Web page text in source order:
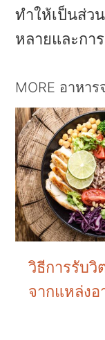
ทําให้เป็นส่ว
หลายและกา
MORE อาหา
วิธีการรับวิ
จากแหล่งอ